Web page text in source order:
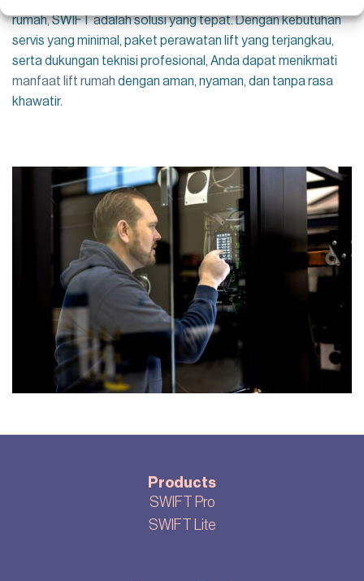
rumah, SWIFT adalah solusi yang tepat. Dengan kebutuhan
servis yang minimal, paket perawatan lift yang terjangkau,
serta dukungan teknisi profesional, Anda dapat menikmati
manfaat lift rumah dengan aman, nyaman, dan tanpa rasa
khawatir.
Products
SWIFT Pro
SWIFT Lite